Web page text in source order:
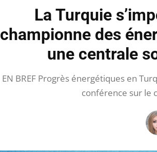
La Turquie
championne des
une centrale
EN BREF Progrès énergétiques en
conférence sur le